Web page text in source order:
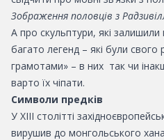
Зображення половців з
А про скульптури, які залишили
багато легенд – які були
грамотами» – в них так чи
варто їх чіпати.
Символи предків
У XIII столітті
вирушив до монгольського